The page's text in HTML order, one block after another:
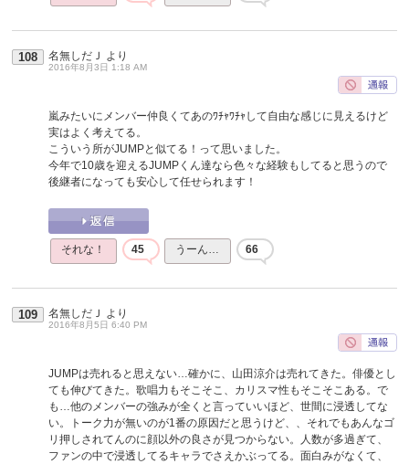
108 名無しだＪ より
2016年8月3日 1:18 AM
嵐みたいにメンバー仲良くてあのﾜﾁｬﾜﾁｬして自由な感じに見えるけど
実はよく考えてる。
こういう所がJUMPと似てる！って思いました。
今年で10歳を迎えるJUMPくん達なら色々な経験もしてると思うので
後継者になっても安心して任せられます！
それな！ 45 うーん… 66
109 名無しだＪ より
2016年8月5日 6:40 PM
JUMPは売れると思えない…確かに、山田涼介は売れてきた。俳優とし
ても伸びてきた。歌唱力もそこそこ、カリスマ性もそこそこある。で
も…他のメンバーの強みが全くと言っていいほど、世間に浸透してな
い。トーク力が無いのが1番の原因だと思うけど、、それでもあんなゴ
リ押しされてんのに顔以外の良さが見つからない。人数が多過ぎて、
ファンの中で浸透してるキャラでさえかぶってる。面白みがなくて、